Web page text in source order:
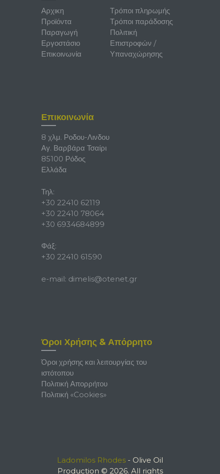
Αρχικη
Προϊόντα
Παραγωγή
Εργοστάσιο
Επικοινωνία
Τρόποι πληρωμής
Τρόποι παράδοσης
Πολιτική
Επιστροφών /
Υπαναχώρησης
Επικοινωνία
8 χλμ. Ροδου-Λινδου
Αγ. Βαρβάρα Τσαίρι
85100 Ρόδος
Ελλάδα
Τηλ:
+30 22410 62119
+30 22410 78064
+30 6934684899
Φάξ:
+30 22410 61590
e-mail: dimelis@otenet.gr
Όροι Χρήσης & Απόρρητο
Όροι χρήσης και λειτουργίας του
ιστότοπου
Πολιτική Απορρήτου
Πολιτική «Cookies»
Ladomilos Rhodes - Olive Oil
Production © 2026. All rights